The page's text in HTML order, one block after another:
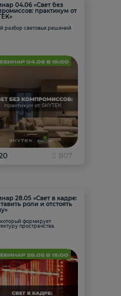
04.06 «Свет без
практикум от
разбор световых решений
807
28.05 «Свет в кадре:
роли и отстоять
который формирует
пространства.